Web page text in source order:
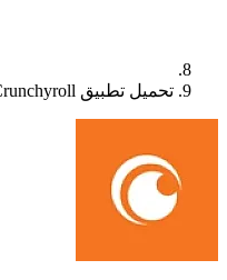
تحميل تطبيق Crunchyroll